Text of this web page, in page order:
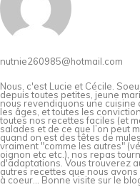
nutnie260985@hotmail.com
Nous, c'est Lucie et Cécile.
depuis toutes petites, jeune
nous revendiquons une
les âges, et toutes les
toutes nos recettes faciles (et
salades et de ce que l’on peut
quand on est des têtes de
vraiment "comme les autres"
oignon etc etc.), nos repas
d'adaptations. Vous trouverez
autres recettes que nous
à coeur... Bonne visite sur le